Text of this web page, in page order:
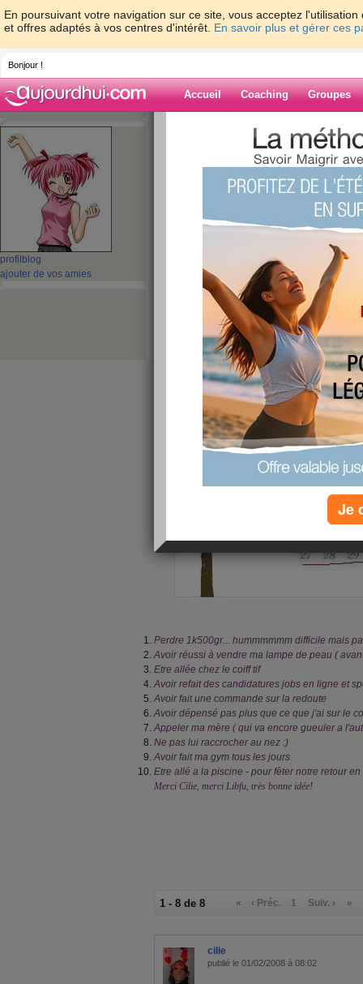
En poursuivant votre navigation sur ce site, vous acceptez
et offres adaptés à vos centres d'intérêt. En savoir plus et gérer ces
Bonjour !
Accueil Coaching Groupes
profil blog
ajouter de vos amies
> > 10 jours - 10
Blog de abs
10 jours - 10
Perdre 1k500gr... hummmmmm difficile mais
Avoir réussi à vendre ma lampe de peau (
Etre allée chez le coiff tif
Avoir refait des candidatures jobs en ligne et
Avoir fait une commande sur la redoute
Avoir dépensé pas plus que ce que j'ai sur le
Appeler ma mère ( qui va encore gueuler a
Ne pas lui raccrocher au nez :)
Avoir fait ma gym tous les jours
Etre allé a la piscine - pour fêter notre retour en
Merci Cilie, merci Libfu, très bonne idée!
1 - 8 de 8 « ‹ Préc. 1 Suiv. › »
cilie
publié le 01/02/2008 à 08:02
Je